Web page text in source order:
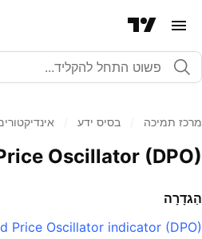
מרכז תמיכה בסיס ידע
Oscillator (DPO)
הַגדָרָה
Price Oscillator indicator (DPO)